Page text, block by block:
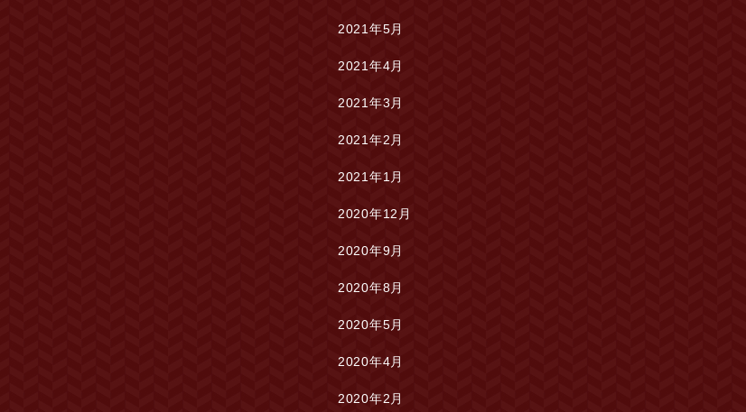
2021年5月
2021年4月
2021年3月
2021年2月
2021年1月
2020年12月
2020年9月
2020年8月
2020年5月
2020年4月
2020年2月